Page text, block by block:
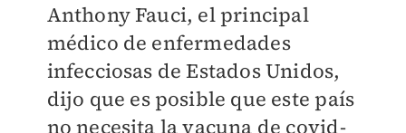
Anthony Fauci, el principal
médico de enfermedades
infecciosas de Estados Unidos,
dijo que es posible que este país
no necesita la vacuna de covid-